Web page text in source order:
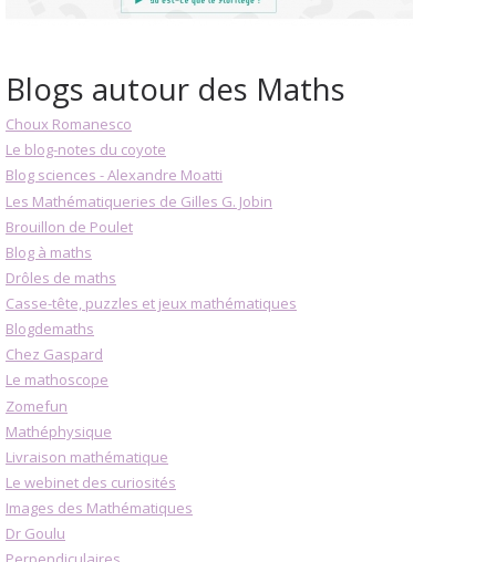
Blogs autour des Maths
Choux Romanesco
Le blog-notes du coyote
Blog sciences - Alexandre Moatti
Les Mathématiqueries de Gilles G. Jobin
Brouillon de Poulet
Blog à maths
Drôles de maths
Casse-tête, puzzles et jeux mathématiques
Blogdemaths
Chez Gaspard
Le mathoscope
Zomefun
Mathéphysique
Livraison mathématique
Le webinet des curiosités
Images des Mathématiques
Dr Goulu